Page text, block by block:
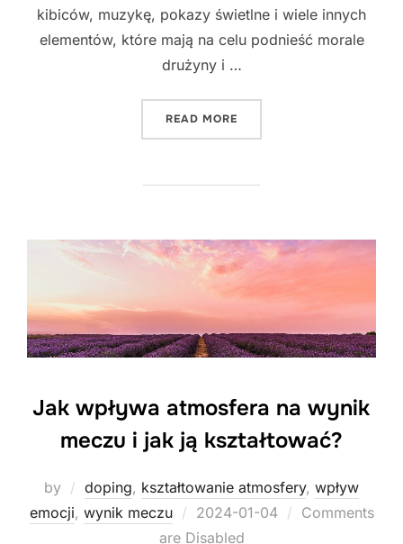
kibiców, muzykę, pokazy świetlne i wiele innych
elementów, które mają na celu podnieść morale
drużyny i …
READ MORE
Jak wpływa atmosfera na wynik
meczu i jak ją kształtować?
by doping, kształtowanie atmosfery, wpływ
emocji, wynik meczu
Posted
on
2024-01-04
Comments
are Disabled